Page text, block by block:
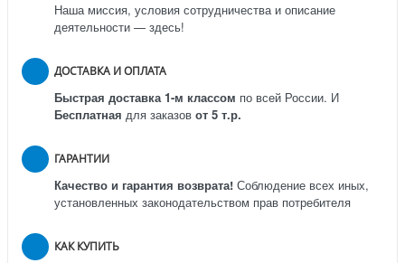
Наша миссия, условия сотрудничества и описание
деятельности — здесь!
ДОСТАВКА И ОПЛАТА
Быстрая доставка 1-м классом по всей России. И
Бесплатная для заказов от 5 т.р.
ГАРАНТИИ
Качество и гарантия возврата! Соблюдение всех иных,
установленных законодательством прав потребителя
КАК КУПИТЬ